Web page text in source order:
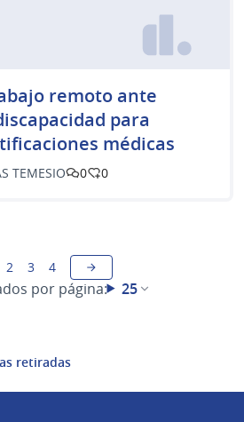
remoto ante
para
médicas
TEMESIO 0 0
por página: 25
2 3 4
retiradas